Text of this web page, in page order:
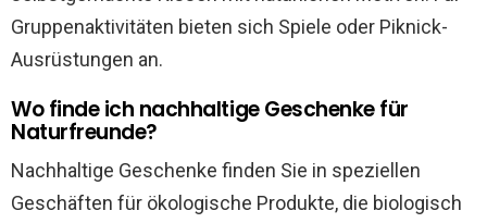
Gruppenaktivitäten bieten sich Spiele oder Piknick-
Ausrüstungen an.
Wo finde ich nachhaltige Geschenke für
Naturfreunde?
Nachhaltige Geschenke finden Sie in speziellen
Geschäften für ökologische Produkte, die biologisch